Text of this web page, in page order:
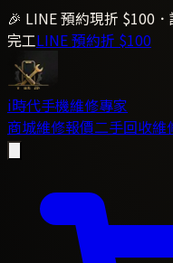
🎉 LINE 預約現折 $100
完工LINE 預約折 $100
i時代手機維修專家
商城維修報價二手回收維